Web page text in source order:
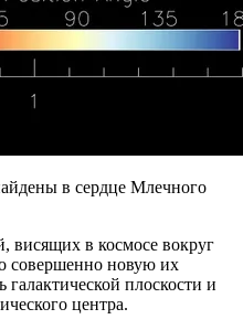
висящих в космосе вокруг
совершенно новую их
плоскости и
центра.